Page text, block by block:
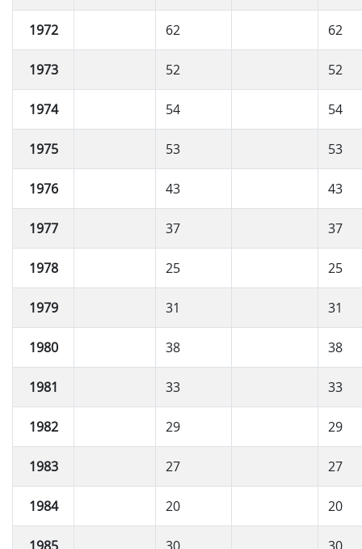
1972 62 62
1973 52 52
1974 54 54
1975 53 53
1976 43 43
1977 37 37
1978 25 25
1979 31 31
1980 38 38
1981 33 33
1982 29 29
1983 27 27
1984 20 20